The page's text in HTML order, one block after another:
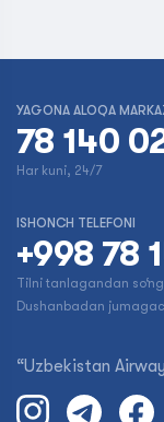
YAGONA ALOQA
78 140
Har kuni, 24/7
ISHONCH TELEFONI
+998 78
Tilni tanlagandan
Dushanbadan
“Uzbekistan